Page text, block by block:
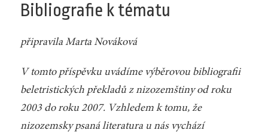
Bibliografie k tématu
připravila Marta Nováková
V tomto příspěvku uvádíme výběrovou bibliografii
beletristických překladů z nizozemštiny od roku
2003 do roku 2007. Vzhledem k tomu, že
nizozemsky psaná literatura u nás vychází